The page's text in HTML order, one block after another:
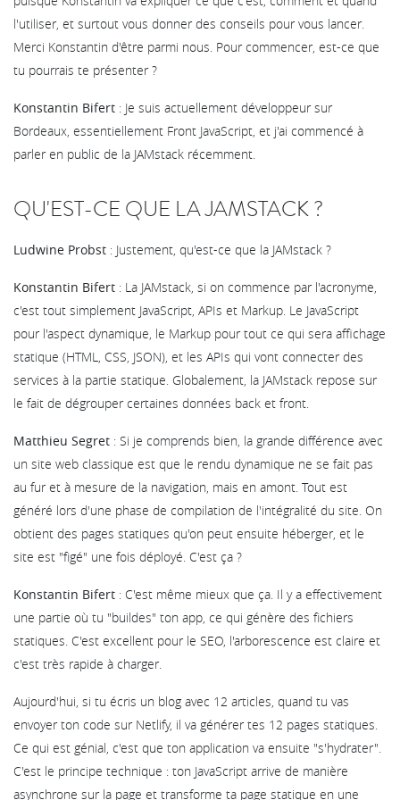
l'utiliser, et surtout vous donner des conseils pour vous lancer.
Merci Konstantin d'être parmi nous. Pour commencer, est-ce que
tu pourrais te présenter ?
Konstantin Bifert : Je suis actuellement développeur sur
Bordeaux, essentiellement Front JavaScript, et j'ai commencé à
parler en public de la JAMstack récemment.
QU'EST-CE QUE LA JAMSTACK ?
Ludwine Probst : Justement, qu'est-ce que la JAMstack ?
Konstantin Bifert : La JAMstack, si on commence par l'acronyme,
c'est tout simplement JavaScript, APIs et Markup. Le JavaScript
pour l'aspect dynamique, le Markup pour tout ce qui sera affichage
statique (HTML, CSS, JSON), et les APIs qui vont connecter des
services à la partie statique. Globalement, la JAMstack repose sur
le fait de dégrouper certaines données back et front.
Matthieu Segret : Si je comprends bien, la grande différence avec
un site web classique est que le rendu dynamique ne se fait pas
au fur et à mesure de la navigation, mais en amont. Tout est
généré lors d'une phase de compilation de l'intégralité du site. On
obtient des pages statiques qu'on peut ensuite héberger, et le
site est "figé" une fois déployé. C'est ça ?
Konstantin Bifert : C'est même mieux que ça. Il y a effectivement
une partie où tu "buildes" ton app, ce qui génère des fichiers
statiques. C'est excellent pour le SEO, l'arborescence est claire et
c'est très rapide à charger.
Aujourd'hui, si tu écris un blog avec 12 articles, quand tu vas
envoyer ton code sur Netlify, il va générer tes 12 pages statiques.
Ce qui est génial, c'est que ton application va ensuite "s'hydrater".
C'est le principe technique : ton JavaScript arrive de manière
asynchrone sur la page et transforme ta page statique en une